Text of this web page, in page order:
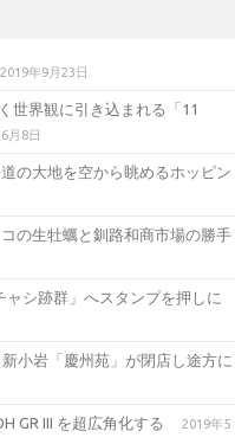
2019年9月23日
世界観に引き込まれる「11
月8日
の大地を空から眺めるホッピン
の生牡蠣と釧路和商市場の勝手
ャシ跡群」へスタンプを押しに
小岩「慶州苑」が閉店し途方に
GR III を超広角化する
2019年5